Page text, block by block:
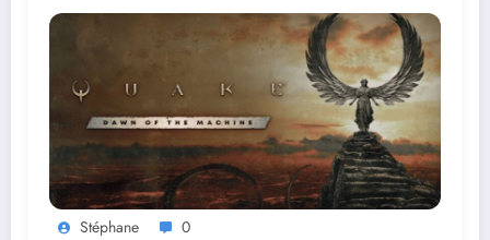
Stéphane 0